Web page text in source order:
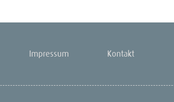
Impressum Kontakt